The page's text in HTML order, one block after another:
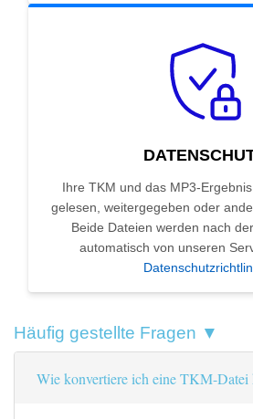
Ihre TKM und das MP3-
gelesen, weitergegeben oder
Beide Dateien werden nach
automatisch von unseren
Häufig gestellte Fragen ▼
Wie konvertiere ich eine TKM-Datei